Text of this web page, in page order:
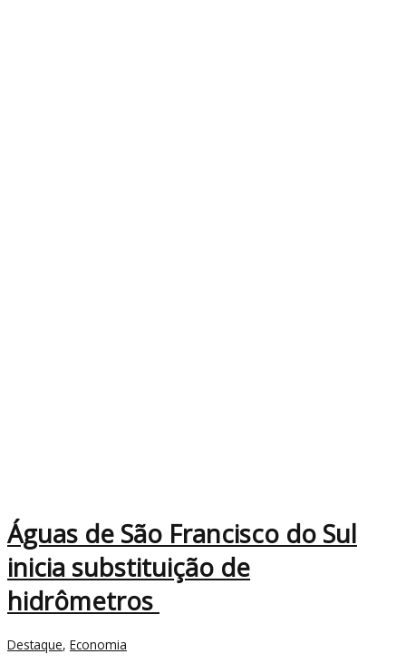
Águas de São Francisco do Sul
inicia substituição de
hidrômetros
Destaque, Economia